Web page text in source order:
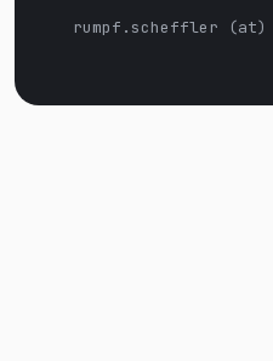
rumpf.scheffler (at)